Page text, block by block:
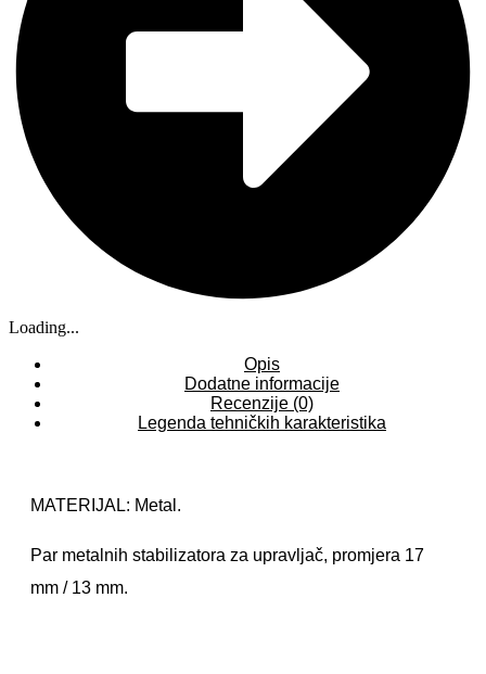
Loading...
Opis
Dodatne informacije
Recenzije (0)
Legenda tehničkih karakteristika
MATERIJAL: Metal.
Par metalnih stabilizatora za upravljač, promjera 17
mm / 13 mm.